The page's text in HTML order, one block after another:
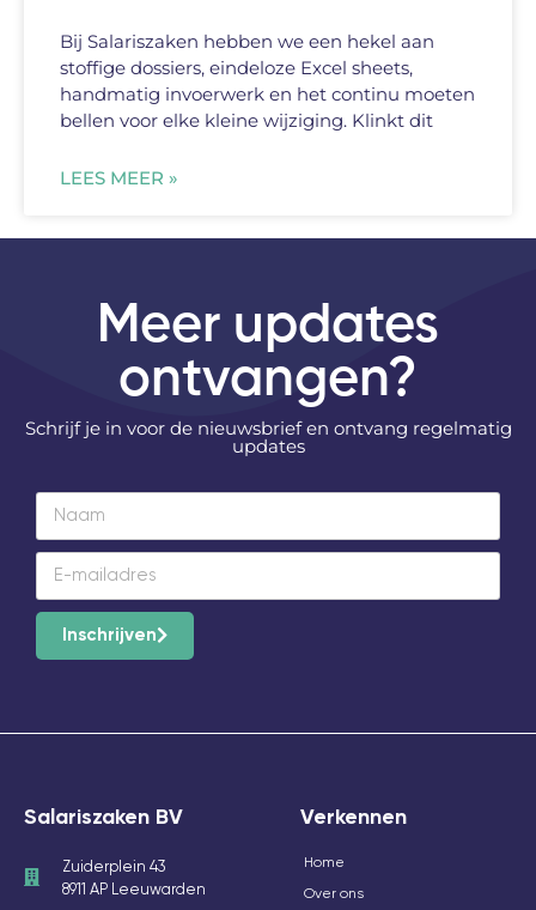
Bij Salariszaken hebben we een hekel aan
stoffige dossiers, eindeloze Excel sheets,
handmatig invoerwerk en het continu moeten
bellen voor elke kleine wijziging. Klinkt dit
LEES MEER »
Meer updates
ontvangen?
Schrijf je in voor de nieuwsbrief en ontvang regelmatig
updates
Inschrijven
Salariszaken BV
Zuiderplein 43
8911 AP Leeuwarden
Verkennen
Home
Over ons